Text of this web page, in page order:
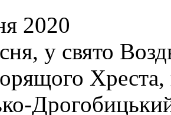
2020
у свято
Хреста,